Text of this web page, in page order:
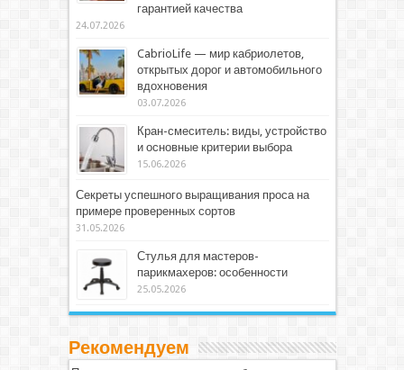
гарантией качества
24.07.2026
CabrioLife — мир кабриолетов,
открытых дорог и автомобильного
вдохновения
03.07.2026
Кран-смеситель: виды, устройство
и основные критерии выбора
15.06.2026
Секреты успешного выращивания проса на
примере проверенных сортов
31.05.2026
Стулья для мастеров-
парикмахеров: особенности
25.05.2026
Рекомендуем